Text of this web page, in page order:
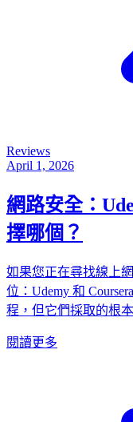
Reviews
April 1, 2026
網路安全：
擇哪個？
如果您正在尋找線上
位：Udemy 和
程，但它們採取的根
閱讀更多